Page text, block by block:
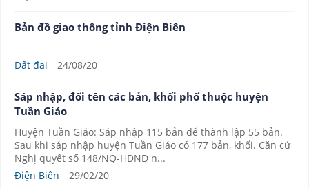
Bản đồ giao thông tỉnh Điện Biên
Đất đai 24/08/20
Sáp nhập, đổi tên các bản, khối phố thuộc huyện
Tuần Giáo
Huyện Tuần Giáo: Sáp nhập 115 bản để thành lập 55 bản.
Sau khi sáp nhập huyện Tuần Giáo có 177 bản, khối. Căn cứ
Nghị quyết số 148/NQ-HĐND n...
Điện Biên
29/02/20